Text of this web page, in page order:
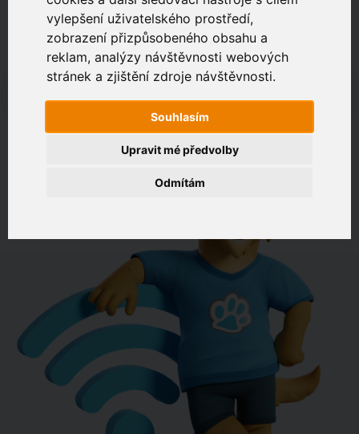
vylepšení uživatelského prostředí,
zobrazení přizpůsobeného obsahu a
reklam, analýzy návštěvnosti webových
stránek a zjištění zdroje návštěvnosti.
Souhlasím
Odmítám
Upravit mé předvolby
Zákaznický portál
Jak rychlé je připojení na vaší adrese?